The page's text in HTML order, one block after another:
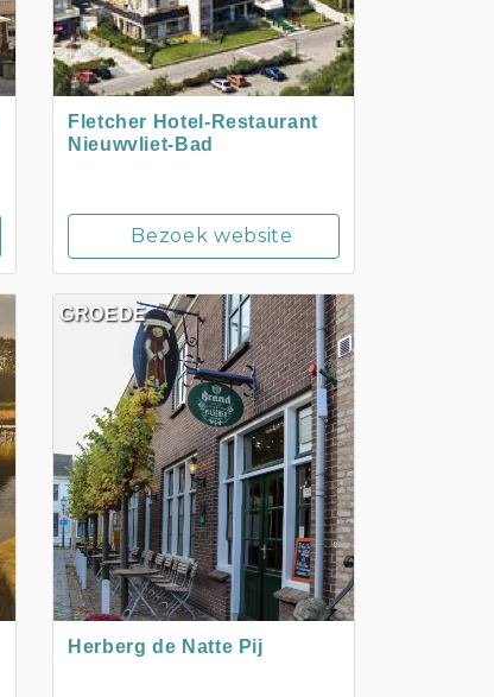
Fletcher Hotel-Restaurant
Nieuwvliet-Bad
Bezoek website
GROEDE
Herberg de Natte Pij